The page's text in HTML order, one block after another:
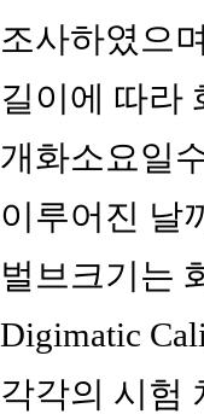
조사하였으
길이에 따라
개화소요일
이루어진 날
벌브크기는
Digimatic
각각의 시험